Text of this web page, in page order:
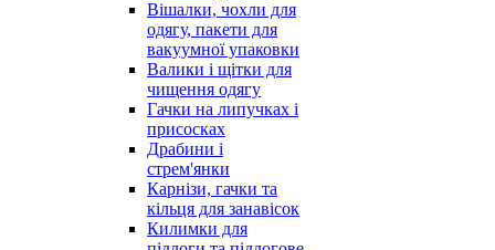
Вішалки, чохли для
одягу, пакети для
вакуумної упаковки
Валики і щітки для
чищення одягу
Гачки на липучках і
присосках
Драбини і
стрем'янки
Карнізи, гачки та
кільця для занавісок
Килимки для